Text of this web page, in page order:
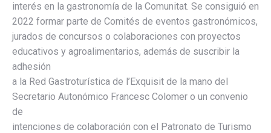
interés en la gastronomía de la Comunitat. Se consiguió en
2022 formar parte de Comités de eventos gastronómicos,
jurados de concursos o colaboraciones con proyectos
educativos y agroalimentarios, además de suscribir la
adhesión
a la Red Gastroturística de l’Exquisit de la mano del
Secretario Autonómico Francesc Colomer o un convenio
de
intenciones de colaboración con el Patronato de Turismo